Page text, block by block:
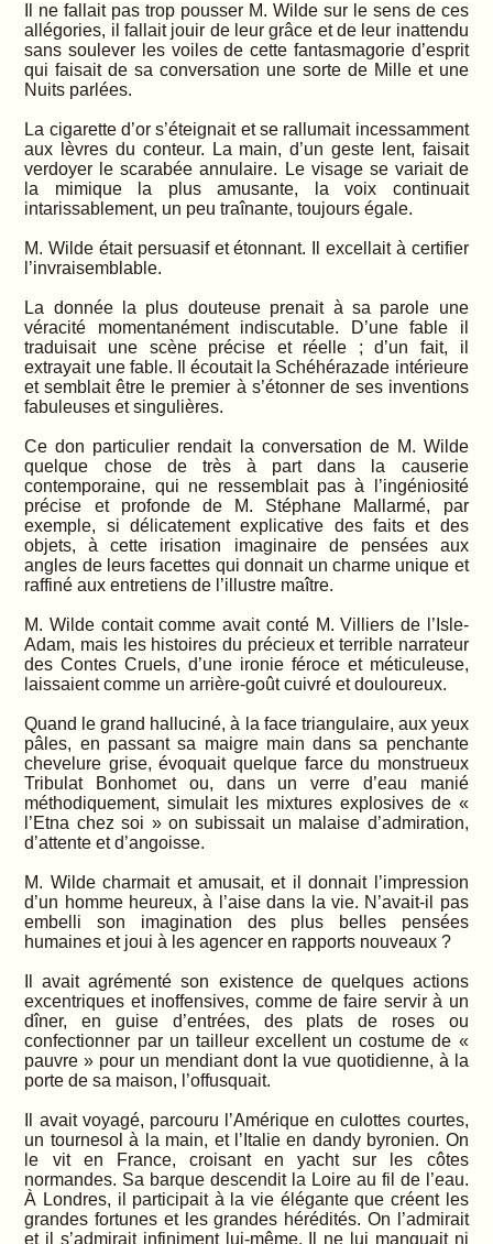
Il ne fallait pas trop pousser M. Wilde sur le sens de ces
allégories, il fallait jouir de leur grâce et de leur inattendu
sans soulever les voiles de cette fantasmagorie d’esprit
qui faisait de sa conversation une sorte de Mille et une
Nuits parlées.
La cigarette d’or s’éteignait et se rallumait incessamment
aux lèvres du conteur. La main, d’un geste lent, faisait
verdoyer le scarabée annulaire. Le visage se variait de
la mimique la plus amusante, la voix continuait
intarissablement, un peu traînante, toujours égale.
M. Wilde était persuasif et étonnant. Il excellait à certifier
l’invraisemblable.
La donnée la plus douteuse prenait à sa parole une
véracité momentanément indiscutable. D’une fable il
traduisait une scène précise et réelle ; d’un fait, il
extrayait une fable. Il écoutait la Schéhérazade intérieure
et semblait être le premier à s’étonner de ses inventions
fabuleuses et singulières.
Ce don particulier rendait la conversation de M. Wilde
quelque chose de très à part dans la causerie
contemporaine, qui ne ressemblait pas à l’ingéniosité
précise et profonde de M. Stéphane Mallarmé, par
exemple, si délicatement explicative des faits et des
objets, à cette irisation imaginaire de pensées aux
angles de leurs facettes qui donnait un charme unique et
raffiné aux entretiens de l’illustre maître.
M. Wilde contait comme avait conté M. Villiers de l’Isle-
Adam, mais les histoires du précieux et terrible narrateur
des Contes Cruels, d’une ironie féroce et méticuleuse,
laissaient comme un arrière-goût cuivré et douloureux.
Quand le grand halluciné, à la face triangulaire, aux yeux
pâles, en passant sa maigre main dans sa penchante
chevelure grise, évoquait quelque farce du monstrueux
Tribulat Bonhomet ou, dans un verre d’eau manié
méthodiquement, simulait les mixtures explosives de «
l’Etna chez soi » on subissait un malaise d’admiration,
d’attente et d’angoisse.
M. Wilde charmait et amusait, et il donnait l’impression
d’un homme heureux, à l’aise dans la vie. N’avait-il pas
embelli son imagination des plus belles pensées
humaines et joui à les agencer en rapports nouveaux ?
Il avait agrémenté son existence de quelques actions
excentriques et inoffensives, comme de faire servir à un
dîner, en guise d’entrées, des plats de roses ou
confectionner par un tailleur excellent un costume de «
pauvre » pour un mendiant dont la vue quotidienne, à la
porte de sa maison, l’offusquait.
Il avait voyagé, parcouru l’Amérique en culottes courtes,
un tournesol à la main, et l’Italie en dandy byronien. On
le vit en France, croisant en yacht sur les côtes
normandes. Sa barque descendit la Loire au fil de l’eau.
À Londres, il participait à la vie élégante que créent les
grandes fortunes et les grandes hérédités. On l’admirait
et il s’admirait infiniment lui-même. Il ne lui manquait ni